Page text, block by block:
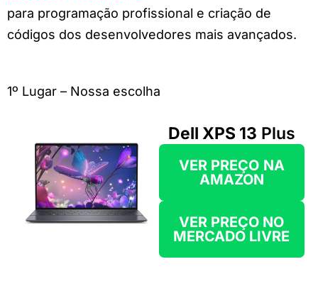
para programação profissional e criação de
códigos dos desenvolvedores mais avançados.
1º Lugar – Nossa escolha
Dell XPS 13 Plus
VER PREÇO NA
AMAZON
VER PREÇO NO
MERCADO LIVRE